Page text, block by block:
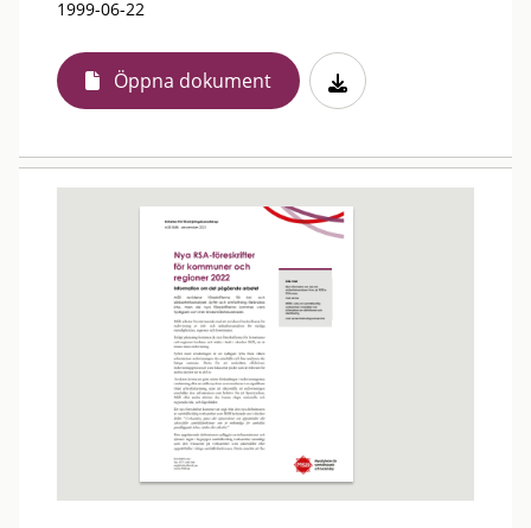
1999-06-22
Öppna dokument